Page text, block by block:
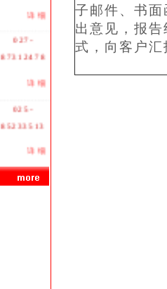
详细
027-
87312478
详细
025-
85233513
详细
029-
子邮件、书
出意见，报
式，向客户